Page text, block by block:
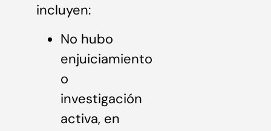
incluyen:
No hubo
enjuiciamiento
o
investigación
activa, en